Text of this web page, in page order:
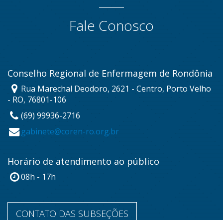
Fale Conosco
Conselho Regional de Enfermagem de Rondônia
Rua Marechal Deodoro, 2621 - Centro, Porto Velho
- RO, 76801-106
(69) 99936-2716
gabinete@coren-ro.org.br
Horário de atendimento ao público
08h - 17h
CONTATO DAS SUBSEÇÕES